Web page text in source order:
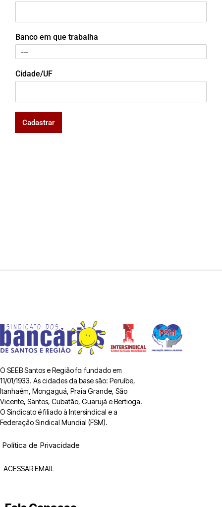
Banco em que trabalha
Cidade/UF
Cadastrar
O SEEB Santos e Região foi fundado em
11/01/1933. As cidades da base são: Peruíbe,
Itanhaém, Mongaguá, Praia Grande, São
Vicente, Santos, Cubatão, Guarujá e Bertioga.
O Sindicato é filiado à Intersindical e a
Federação Sindical Mundial (FSM).
Política de Privacidade
ACESSAR EMAIL